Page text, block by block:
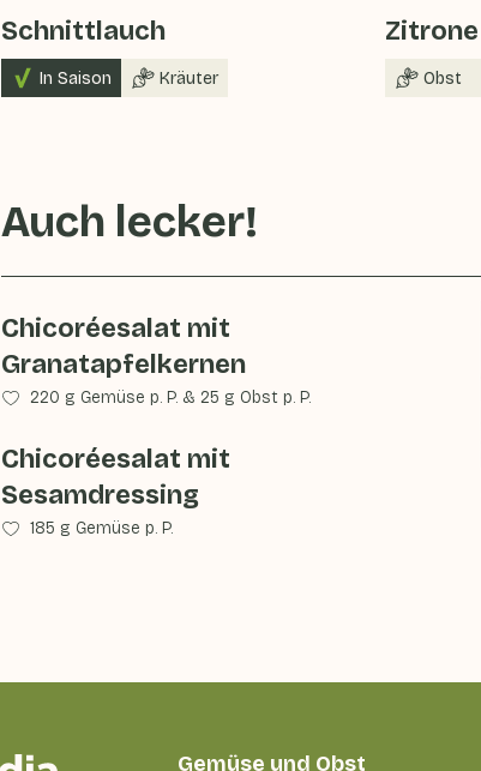
Schnittlauch
In Saison Kräuter
Zitrone
Obst
Auch lecker!
Chicoréesalat mit
Granatapfelkernen
220 g Gemüse p. P. & 25 g Obst p. P.
Chicoréesalat mit
Sesamdressing
185 g Gemüse p. P.
Gemüse und Obst